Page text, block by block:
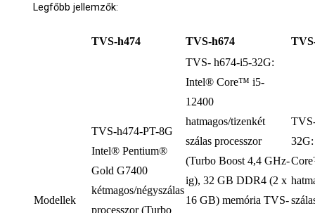
Legfőbb jellemzők:
TVS-h474 TVS-h674
Modellek
TVS-h474-PT-8G
Intel® Pentium®
Gold G7400
kétmagos/négyszálas
processzor (Turbo
TVS- h674-i5-32G:
Intel® Core™ i5-
12400
hatmagos/tizenkét
szálas processzor
(Turbo Boost 4,4 GHz-
ig), 32 GB DDR4 (2 x
16 GB) memória TVS-